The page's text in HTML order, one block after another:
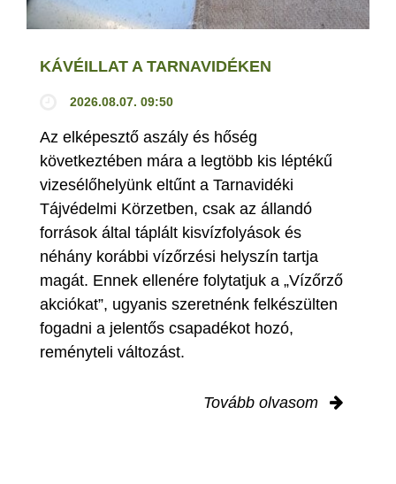
KÁVÉILLAT A TARNAVIDÉKEN
2026.08.07. 09:50
Az elképesztő aszály és hőség
következtében mára a legtöbb kis léptékű
vizesélőhelyünk eltűnt a Tarnavidéki
Tájvédelmi Körzetben, csak az állandó
források által táplált kisvízfolyások és
néhány korábbi vízőrzési helyszín tartja
magát. Ennek ellenére folytatjuk a „Vízőrző
akciókat”, ugyanis szeretnénk felkészülten
fogadni a jelentős csapadékot hozó,
reményteli változást.
Tovább olvasom